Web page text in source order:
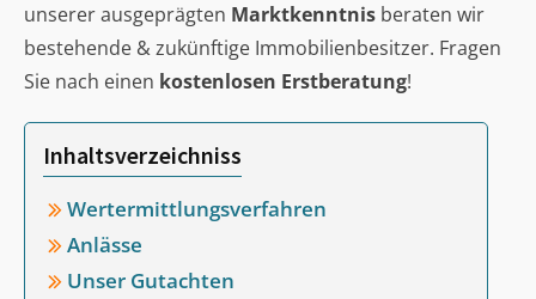
unserer ausgeprägten Marktkenntnis beraten wir
bestehende & zukünftige Immobilienbesitzer. Fragen
Sie nach einen kostenlosen Erstberatung!
Inhaltsverzeichniss
Wertermittlungsverfahren
Anlässe
Unser Gutachten